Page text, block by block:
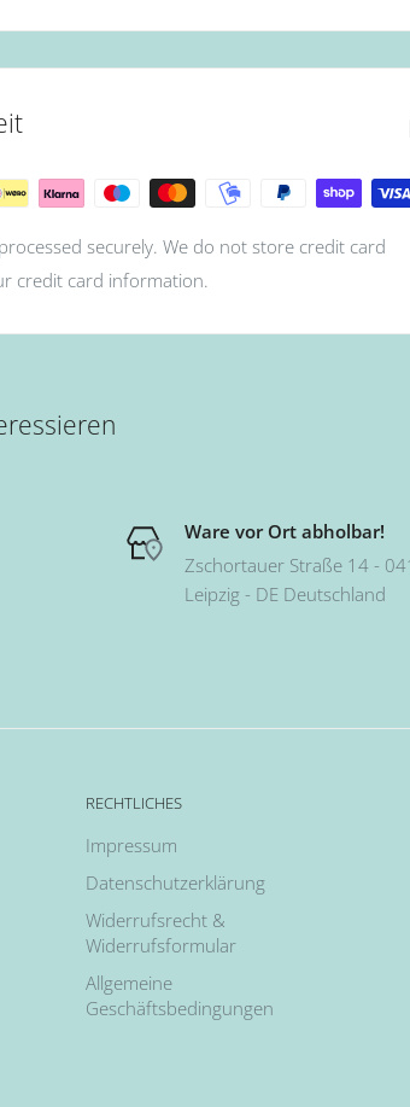
securely. We do not store credit card
credit card information.
Ware vor Ort abholbar!
Zschortauer Straße 14 -
Leipzig - DE Deutschland
RECHTLICHES
Impressum
Datenschutzerklärung
Widerrufsrecht &
Widerrufsformular
Allgemeine
Geschäftsbedingungen